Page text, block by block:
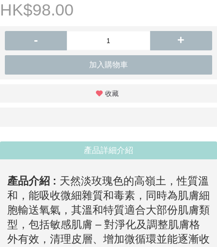
HK$98.00
- +
加入購物車
收藏
產品詳細介紹
產品介紹 : 天然淡玫瑰色的高嶺土，性質溫
和，能吸收微細雜質和毒素，同時為肌膚細
胞輸送氧氣，其溫和特質適合大部份肌膚類
型，包括敏感肌膚 – 對淨化及調整肌膚格
外有效，清理皮層、增加微循環並能逐漸收